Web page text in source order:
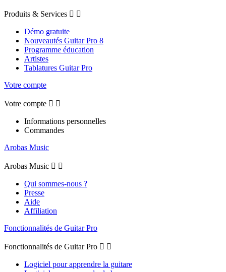
Produits & Services  
Démo gratuite
Nouveautés Guitar Pro 8
Programme éducation
Artistes
Tablatures Guitar Pro
Votre compte
Votre compte  
Informations personnelles
Commandes
Arobas Music
Arobas Music  
Qui sommes-nous ?
Presse
Aide
Affiliation
Fonctionnalités de Guitar Pro
Fonctionnalités de Guitar Pro  
Logiciel pour apprendre la guitare